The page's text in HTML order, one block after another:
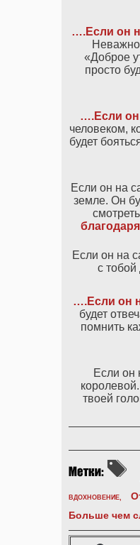
….Если он
«Доброе
просто
….Если он
человеком,
будет
Если он на
земле. Он
Если он на
с тобой
….Если он
будет
помнить
Если он
твоей
ВДОХНОВЕНИЕ,
Больше чем